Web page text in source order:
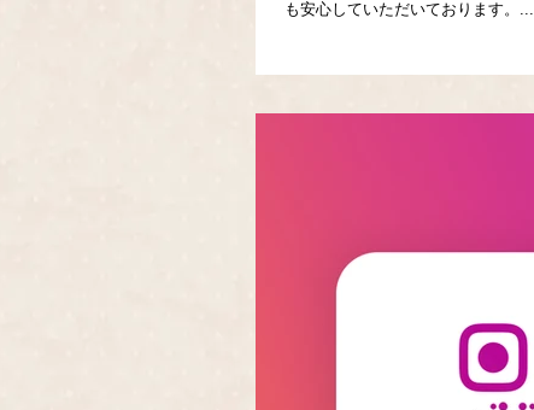
も安心していただいております。...